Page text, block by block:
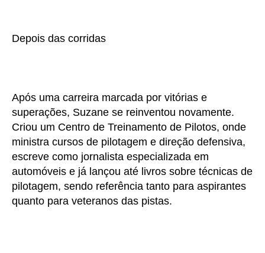
Depois das corridas
Após uma carreira marcada por vitórias e
superações, Suzane se reinventou novamente.
Criou um Centro de Treinamento de Pilotos, onde
ministra cursos de pilotagem e direção defensiva,
escreve como jornalista especializada em
automóveis e já lançou até livros sobre técnicas de
pilotagem, sendo referência tanto para aspirantes
quanto para veteranos das pistas.